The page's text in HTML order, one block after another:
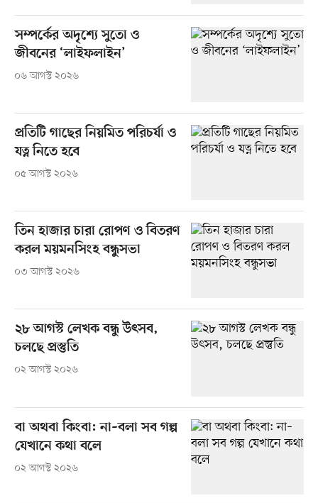
সম্পর্কের অদৃশ্যে সুতো ও
জীবনের ‘লাইফলাইন’
০৬ আগস্ট ২০২৬
প্রতিটি গাছের নিয়মিত পরিচর্যা ও
যত্ন নিতে হবে
০৫ আগস্ট ২০২৬
তিন হাজার চারা রোপণ ও বিতরণ
করল ময়মনসিংহ বন্ধুসভা
০৩ আগস্ট ২০২৬
২৮ আগস্ট লেখক বন্ধু উৎসব,
চলছে প্রস্তুতি
০২ আগস্ট ২০২৬
বা অথবা কিংবা: না–বলা সব গল্প
যেখানে কথা বলে
০২ আগস্ট ২০২৬